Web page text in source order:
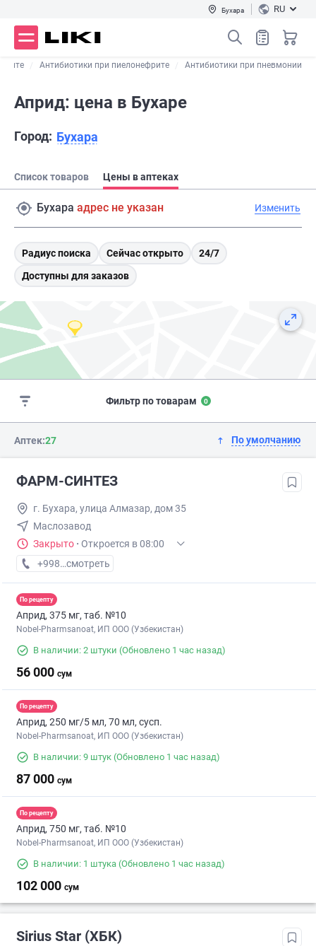
Бухара RU
Антибиотики при пиелонефрите Антибиотики при пневмонии
Априд: цена в Бухаре
Город: Бухара
Список товаров Цены в аптеках
Бухара адрес не указан Изменить
Радиус поиска Сейчас открыто
24/7
Доступны для заказов
Фильтр по товарам 0
Аптек:27 По умолчанию
ФАРМ-СИHТЕЗ
г. Бухара, улица Алмазар, дом 35
Маслозавод
Закрыто · Откроется в 08:00
+998 (88) XXX-XX-XX
смотреть
По рецепту
Априд, 375 мг, таб. №10
Nobel-Pharmsanoat, ИП ООО (Узбекистан)
В наличии: 2 штуки (Обновлено 1 час назад)
56 000 сум
По рецепту
Априд, 250 мг/5 мл, 70 мл, сусп.
Nobel-Pharmsanoat, ИП ООО (Узбекистан)
В наличии: 9 штук (Обновлено 1 час назад)
87 000 сум
По рецепту
Априд, 750 мг, таб. №10
Nobel-Pharmsanoat, ИП ООО (Узбекистан)
В наличии: 1 штука (Обновлено 1 час назад)
102 000 сум
Sirius Star (ХБК)